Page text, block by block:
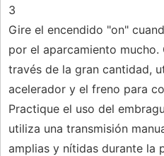
3
Gire el encendido "on"
por el aparcamiento mucho.
través de la gran cantidad,
acelerador y el freno para
Practique el uso del
utiliza una transmisión
amplias y nítidas durante la